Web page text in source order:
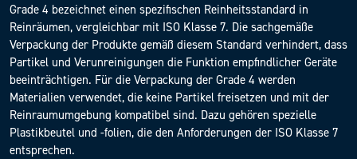
Grade 4 bezeichnet einen spezifischen Reinheitsstandard in
Reinräumen, vergleichbar mit ISO Klasse 7. Die sachgemäße
Verpackung der Produkte gemäß diesem Standard verhindert, dass
Partikel und Verunreinigungen die Funktion empfindlicher Geräte
beeinträchtigen. Für die Verpackung der Grade 4 werden
Materialien verwendet, die keine Partikel freisetzen und mit der
Reinraumumgebung kompatibel sind. Dazu gehören spezielle
Plastikbeutel und -folien, die den Anforderungen der ISO Klasse 7
entsprechen.